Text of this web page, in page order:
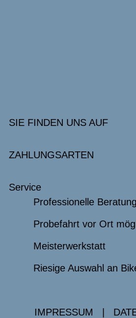
SIE FINDEN UNS AUF
ZAHLUNGSARTEN
Service
Professionelle Beratung
Probefahrt vor Ort
Meisterwerkstatt
Riesige Auswahl an
IMPRESSUM